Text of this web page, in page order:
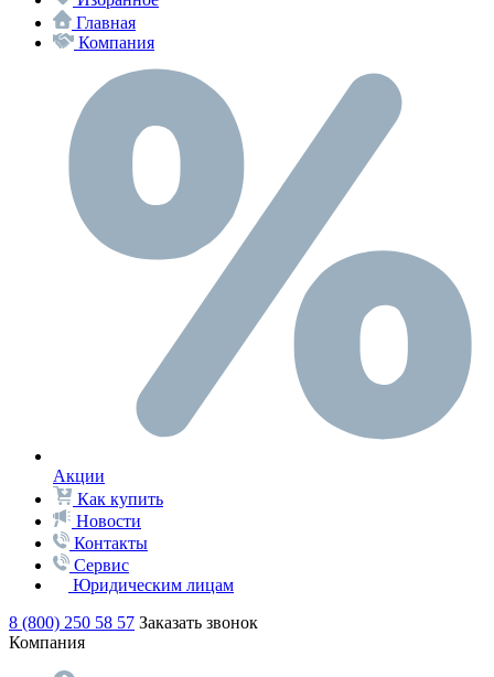
Главная
Компания
Акции
Как купить
Новости
Контакты
Сервис
Юридическим лицам
8 (800) 250 58 57 Заказать звонок
Компания